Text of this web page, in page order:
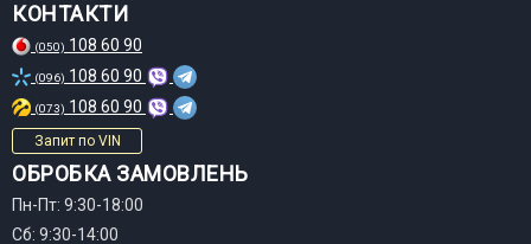
КОНТАКТИ
(050) 108 60 90
(096) 108 60 90
(073) 108 60 90
Запит по VIN
ОБРОБКА ЗАМОВЛЕНЬ
Пн-Пт: 9:30-18:00
Сб: 9:30-14:00